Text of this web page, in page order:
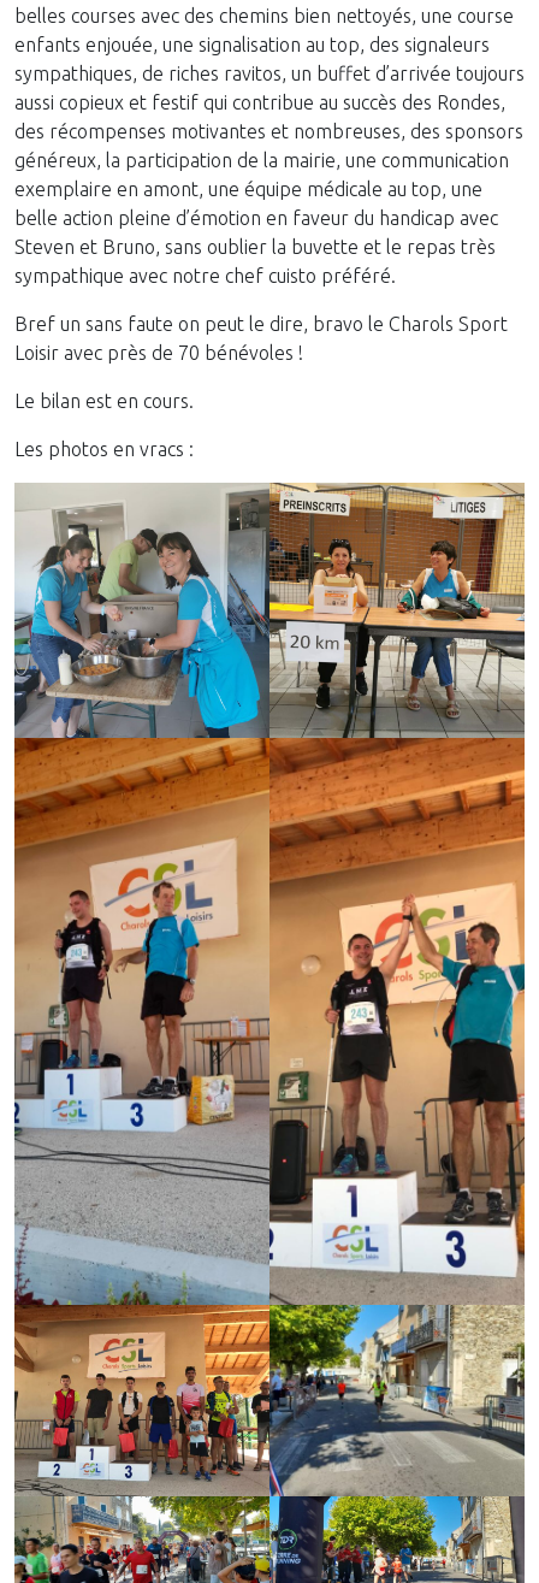
belles courses avec des chemins bien nettoyés, une course
enfants enjouée, une signalisation au top, des signaleurs
sympathiques, de riches ravitos, un buffet d’arrivée toujours
aussi copieux et festif qui contribue au succès des Rondes,
des récompenses motivantes et nombreuses, des sponsors
généreux, la participation de la mairie, une communication
exemplaire en amont, une équipe médicale au top, une
belle action pleine d’émotion en faveur du handicap avec
Steven et Bruno, sans oublier la buvette et le repas très
sympathique avec notre chef cuisto préféré.
Bref un sans faute on peut le dire, bravo le Charols Sport
Loisir avec près de 70 bénévoles !
Le bilan est en cours.
Les photos en vracs :